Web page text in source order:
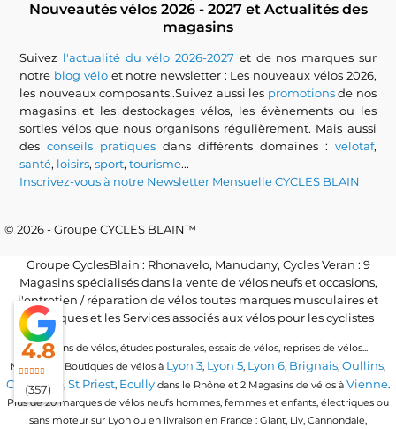
Nouveautés vélos 2026 - 2027 et Actualités des
magasins
Suivez l'actualité du vélo 2026-2027 et de nos marques sur
notre blog véloet notre newsletter : Les nouveaux vélos 2026,
les nouveaux composants..Suivez aussi les promotionsde nos
magasins et les destockages vélos, les évènements ou les
sorties vélos que nous organisons régulièrement. Mais aussi
desconseils pratiques dans différents domaines : velotaf,
santé, loisirs,sport,tourisme...
Inscrivez-vous à notre Newsletter Mensuelle CYCLES BLAIN
© 2026 - Groupe CYCLES BLAIN™
Groupe CyclesBlain : Rhonavelo, Manudany, Cycles Veran : 9
Magasins spécialisés dans la vente de vélos neufs et occasions,
l'entretien / réparation de vélos toutes marques musculaires et
électriques et les Services associés aux vélos pour les cyclistes
Locations de vélos, études posturales, essais de vélos, reprises de vélos...
Magasins / Boutiques de vélos à Lyon 3, Lyon 5, Lyon 6, Brignais, Oullins,
Craponne, St Priest, Ecully dans le Rhône et 2 Magasins de vélos à Vienne.
Plus de 20 marques de vélos neufs hommes, femmes et enfants, électriques ou
sans moteur sur Lyon ou en livraison en France : Giant, Liv, Cannondale,
4.8
(357)